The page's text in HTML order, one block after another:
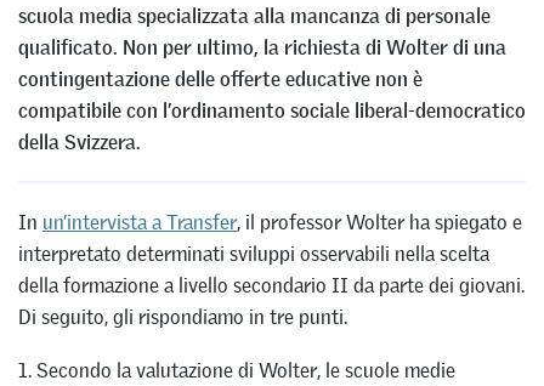
scuola media specializzata alla mancanza di personale
qualificato. Non per ultimo, la richiesta di Wolter di una
contingentazione delle offerte educative non è
compatibile con l’ordinamento sociale liberal-democratico
della Svizzera.
In un’intervista a Transfer, il professor Wolter ha spiegato e
interpretato determinati sviluppi osservabili nella scelta
della formazione a livello secondario II da parte dei giovani.
Di seguito, gli rispondiamo in tre punti.
1. Secondo la valutazione di Wolter, le scuole medie